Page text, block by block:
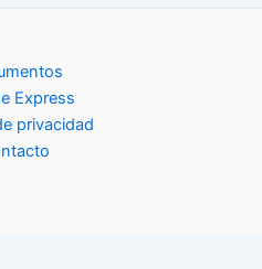
Express
privacidad